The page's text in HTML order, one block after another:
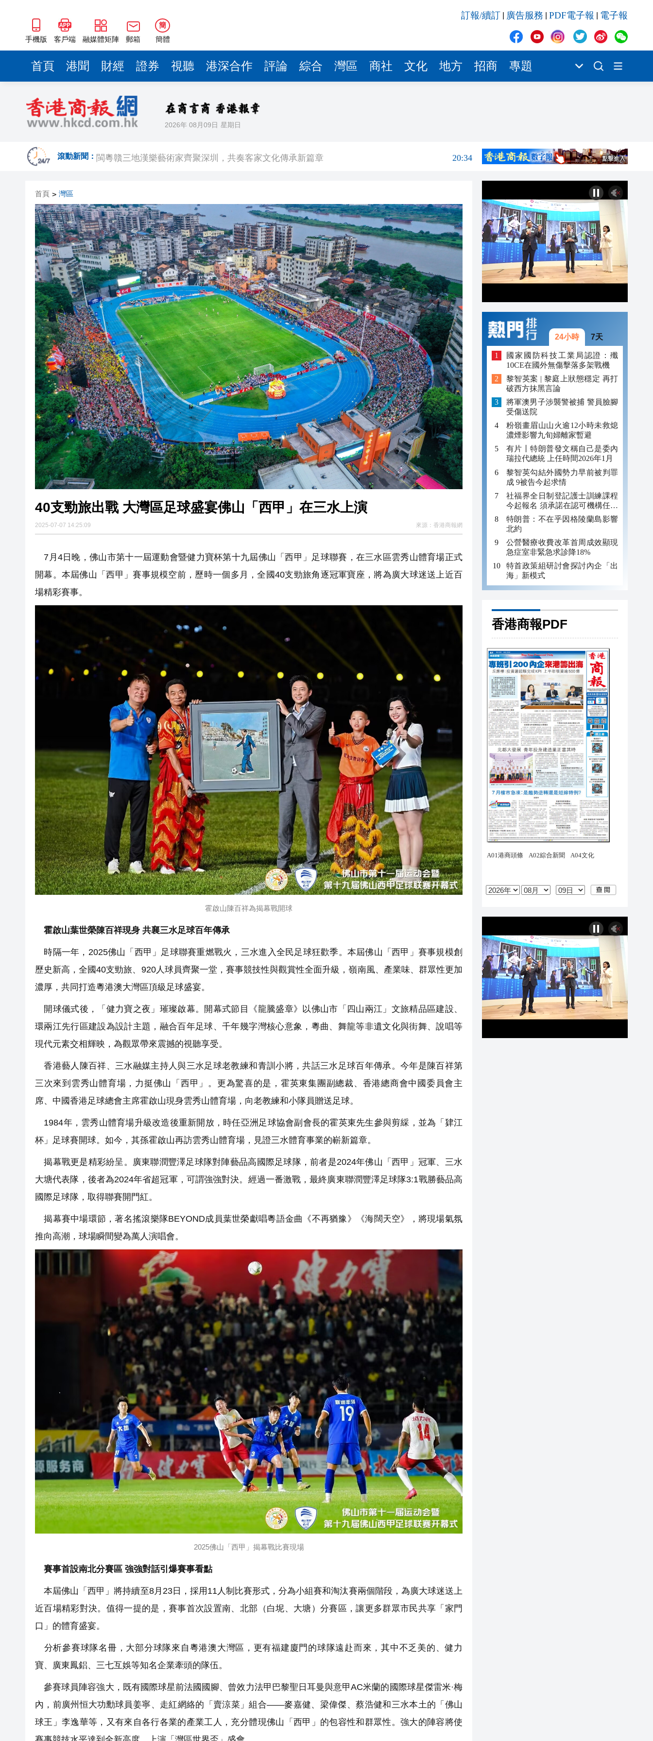
手機版 客戶端 融媒體矩陣 郵箱
簡
簡體
訂報/續訂 廣告服務 PDF電子報 電子報
首頁 港聞 財經 證券 視聽 港深合作 評論 綜合 灣區 商社 文化 地方 招商 專題
2026年 08月09日 星期日
滾動新聞：
有片丨外交部回應特朗普委內瑞拉石油言論 拉美國家有權自主選擇合作夥伴
20:31
50餘位頂尖專家共話時代命題
海南澄邁文儒煥新升級 五組數據見證文儒沉香從傳統邁向現代
20:42
2025年海南儋州以舊換新帶動消費約18億元
山東26戶省屬國企去年合計營收2.58萬億 利潤總額近936億
閩粵贛三地漢樂藝術家齊聚深圳，共奏客家文化傳承新篇章
20:34
海南澄邁文儒煥新升級 五組數據見證文儒沉香從傳統邁向現代
20:42
梁振英率港區全國政協委員考察團來瓊考察
20:42
2025年海南儋州以舊換新帶動消費約18億元
20:41
山東26戶省屬國企去年合計營收2.58萬億 利潤總額近936億
瀋陽鐵西校園閱讀活動解鎖閱讀新玩法
20:39
閩粵贛三地漢樂藝術家齊聚深圳，共奏客家文化傳承新篇章
20:34
有片丨外交部回應特朗普委內瑞拉石油言論 拉美國家有權自主選擇合作夥伴
20:31
首頁 > 灣區
40支勁旅出戰 大灣區足球盛宴佛山「西甲」在三水上演
2025-07-07 14:25:09 來源： 香港商報網
7月4日晚，佛山市第十一屆運動會暨健力寶杯第十九屆佛山「西甲」足球聯賽，在三水區雲秀山體育場正式
開幕。本屆佛山「西甲」賽事規模空前，歷時一個多月，全國40支勁旅角逐冠軍寶座，將為廣大球迷送上近百
場精彩賽事。
霍啟山陳百祥為揭幕戰開球
霍啟山葉世榮陳百祥現身 共襄三水足球百年傳承
時隔一年，2025佛山「西甲」足球聯賽重燃戰火，三水進入全民足球狂歡季。本屆佛山「西甲」賽事規模創
歷史新高，全國40支勁旅、920人球員齊聚一堂，賽事競技性與觀賞性全面升級，嶺南風、產業味、群眾性更加
濃厚，共同打造粵港澳大灣區頂級足球盛宴。
開球儀式後，「健力寶之夜」璀璨啟幕。開幕式節目《龍騰盛章》以佛山市「四山兩江」文旅精品區建設、
環兩江先行區建設為設計主題，融合百年足球、千年幾字灣核心意象，粵曲、舞龍等非遺文化與街舞、說唱等
現代元素交相輝映，為觀眾帶來震撼的視聽享受。
香港藝人陳百祥、三水融媒主持人與三水足球老教練和青訓小將，共話三水足球百年傳承。今年是陳百祥第
三次來到雲秀山體育場，力挺佛山「西甲」。更為驚喜的是，霍英東集團副總裁、香港總商會中國委員會主
席、中國香港足球總會主席霍啟山現身雲秀山體育場，向老教練和小隊員贈送足球。
1984年，雲秀山體育場升級改造後重新開放，時任亞洲足球協會副會長的霍英東先生參與剪綵，並為「肄江
杯」足球賽開球。如今，其孫霍啟山再訪雲秀山體育場，見證三水體育事業的嶄新篇章。
揭幕戰更是精彩紛呈。廣東聯潤豐澤足球隊對陣藝品高國際足球隊，前者是2024年佛山「西甲」冠軍、三水
大塘代表隊，後者為2024年省超冠軍，可謂強強對決。經過一番激戰，最終廣東聯潤豐澤足球隊3:1戰勝藝品高
國際足球隊，取得聯賽開門紅。
揭幕賽中場環節，著名搖滾樂隊BEYOND成員葉世榮獻唱粵語金曲《不再猶豫》《海闊天空》，將現場氣氛
推向高潮，球場瞬間變為萬人演唱會。
2025佛山「西甲」揭幕戰比賽現場
賽事首設南北分賽區 強強對話引爆賽事看點
本屆佛山「西甲」將持續至8月23日，採用11人制比賽形式，分為小組賽和淘汰賽兩個階段，為廣大球迷送上
近百場精彩對決。值得一提的是，賽事首次設置南、北部（白坭、大塘）分賽區，讓更多群眾市民共享「家門
口」的體育盛宴。
分析參賽球隊名冊，大部分球隊來自粵港澳大灣區，更有福建廈門的球隊遠赴而來，其中不乏美的、健力
寶、廣東鳳鋁、三七互娛等知名企業牽頭的隊伍。
參賽球員陣容強大，既有國際球星前法國國腳、曾效力法甲巴黎聖日耳曼與意甲AC米蘭的國際球星傑雷米·梅
內，前廣州恒大功勳球員姜寧、走紅網絡的「賣涼菜」組合——麥嘉健、梁偉傑、蔡浩健和三水本土的「佛山
球王」李逸華等，又有來自各行各業的產業工人，充分體現佛山「西甲」的包容性和群眾性。強大的陣容將使
24小時 7天
國家國防科技工業局認證：殲
10CE在國外無傷擊落多架戰機
黎智英案 | 黎庭上狀態穩定 再打
破西方抹黑言論
將軍澳男子涉襲警被捕 警員臉腳
受傷送院
粉嶺畫眉山山火逾12小時未救熄
濃煙影響九旬婦離家暫避
有片丨特朗普發文稱自己是委內
瑞拉代總統 上任時間2026年1月
黎智英勾結外國勢力早前被判罪
成 9被告今起求情
社福界全日制登記護士訓練課程
今起報名 須承諾在認可機構任職
至少三年
特朗普：不在乎因格陵蘭島影響
北約
公營醫療收費改革首周成效顯現
急症室非緊急求診降18%
特首政策組研討會探討內企「出
海」新模式
香港商報PDF